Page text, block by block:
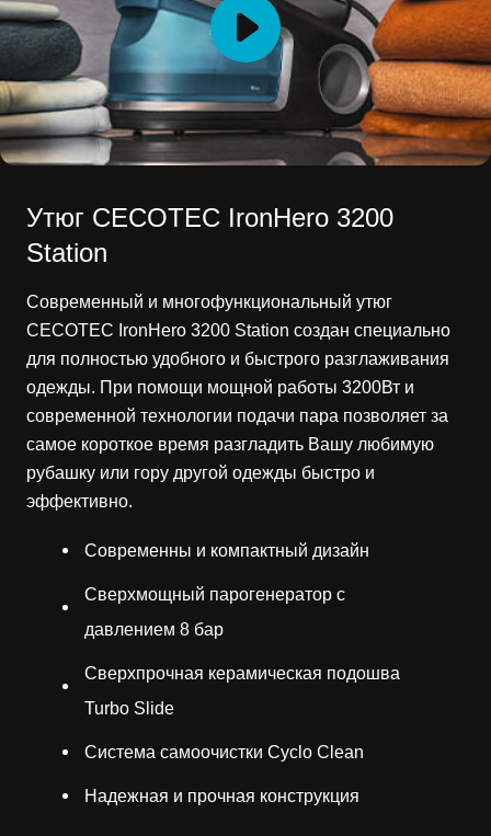
Утюг CECOTEC IronHero 3200
Station
Современный и многофункциональный утюг
CECOTEC IronHero 3200 Station создан специально
для полностью удобного и быстрого разглаживания
одежды. При помощи мощной работы 3200Вт и
современной технологии подачи пара позволяет за
самое короткое время разгладить Вашу любимую
рубашку или гору другой одежды быстро и
эффективно.
Современны и компактный дизайн
Сверхмощный парогенератор с
давлением 8 бар
Сверхпрочная керамическая подошва
Turbo Slide
Система самоочистки Cyclo Clean
Надежная и прочная конструкция